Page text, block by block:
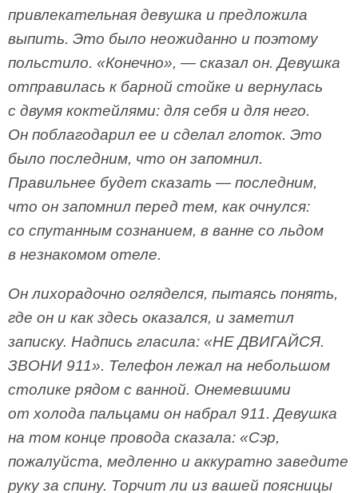
привлекательная девушка и предложила
выпить. Это было неожиданно и поэтому
польстило. «Конечно», — сказал он. Девушка
отправилась к барной стойке и вернулась
с двумя коктейлями: для себя и для него.
Он поблагодарил ее и сделал глоток. Это
было последним, что он запомнил.
Правильнее будет сказать — последним,
что он запомнил перед тем, как очнулся:
со спутанным сознанием, в ванне со льдом
в незнакомом отеле.
Он лихорадочно огляделся, пытаясь понять,
где он и как здесь оказался, и заметил
записку. Надпись гласила: «НЕ ДВИГАЙСЯ.
ЗВОНИ 911». Телефон лежал на небольшом
столике рядом с ванной. Онемевшими
от холода пальцами он набрал 911. Девушка
на том конце провода сказала: «Сэр,
пожалуйста, медленно и аккуратно заведите
руку за спину. Торчит ли из вашей поясницы